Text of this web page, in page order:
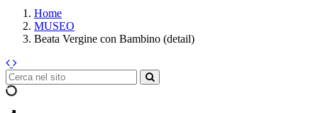
Home
MUSEO
Beata Vergine con Bambino (detail)